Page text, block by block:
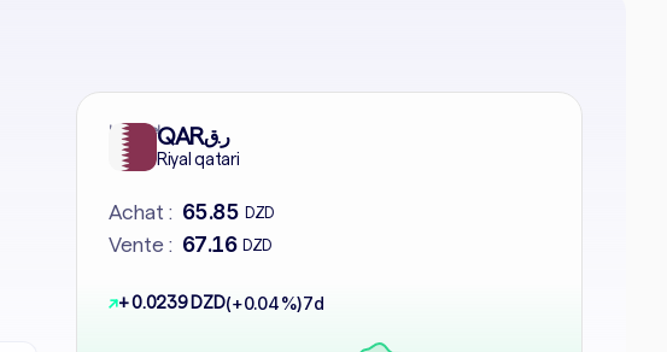
QARر.ق
Riyal qatari
Informel
Achat : 65.85 DZD
Vente : 67.16 DZD
↗+ 0.0239 DZD(+0.04%)7d